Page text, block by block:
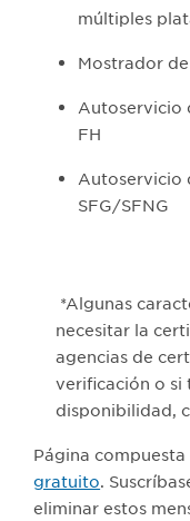
múltiples
Mostrador
Autoservicio
FH
Autoservicio
SFG/SFNG
*Algunas
necesitar la
agencias de
verificación o si
disponibilidad,
Página
gratuito.
eliminar estos